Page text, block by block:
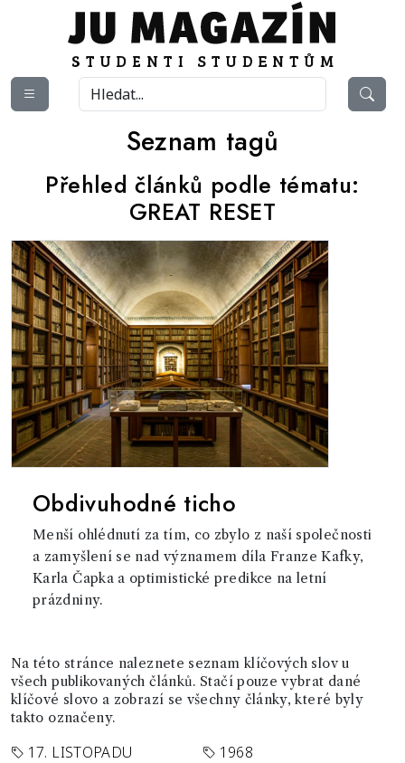
Seznam tagů
Přehled článků podle tématu:
GREAT RESET
Obdivuhodné ticho
Menší ohlédnutí za tím, co zbylo z naší společnosti
a zamyšlení se nad významem díla Franze Kafky,
Karla Čapka a optimistické predikce na letní
prázdniny.
Na této stránce naleznete seznam klíčových slov u
všech publikovaných článků. Stačí pouze vybrat dané
klíčové slovo a zobrazí se všechny články, které byly
takto označeny.
17. LISTOPADU
1968